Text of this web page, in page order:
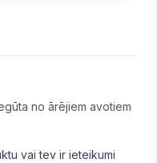
no ārējiem avotiem
vai tev ir ieteikumi